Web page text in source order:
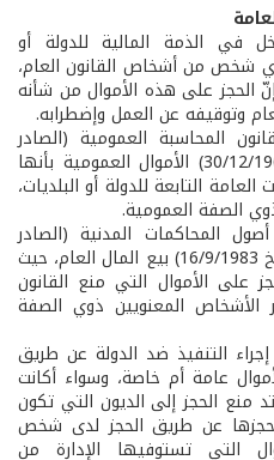
في الذمة المالية للدولة أو
شخص من أشخاص القانون العام،
الحجز على هذه الأموال من شأنه
وتوقيفه عن العمل وإضطرابه.
المحاسبة العمومية (الصادر
بالمرسوم الرقم 14969 بتاريخ 30/12/1963) الأموال العمومية بأنها
التابعة للدولة أو البلديات،
الصفة العمومية.
من قانون أصول المحاكمات المدنية (الصادر
بالمرسوم الاشتراعي الرقم 90 تاريخ 16/9/1983) بيع المال العام، حيث
على الأموال التي منع القانون
الأشخاص المعنويين ذوي الصفة
التنفيذ ضد الدولة عن طريق
عامة أم خاصة، وسواء أكانت
منع الحجز إلى الديون التي تكون
حجزها عن طريق الحجز لدى شخص
التي تستوفيها الإدارة من